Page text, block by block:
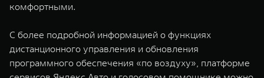
комфортными.
С более подробной информацией о функциях
дистанционного управления и обновления
программного обеспечения «по воздуху», платформе